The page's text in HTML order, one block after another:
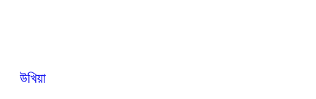
উখিয়া